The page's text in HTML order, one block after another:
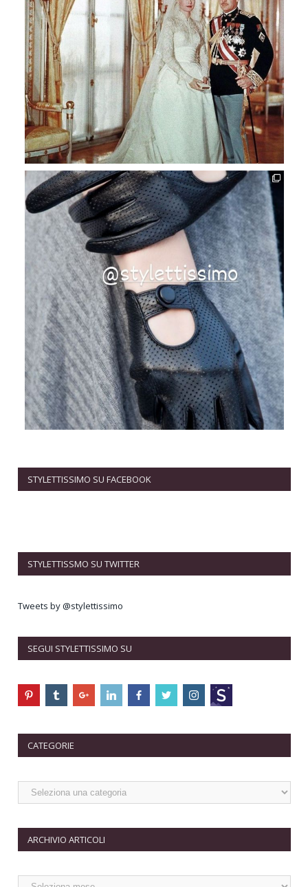
STYLETTISSIMO SU FACEBOOK
STYLETTISSMO SU TWITTER
Tweets by @stylettissimo
SEGUI STYLETTISSIMO SU
CATEGORIE
ARCHIVIO ARTICOLI